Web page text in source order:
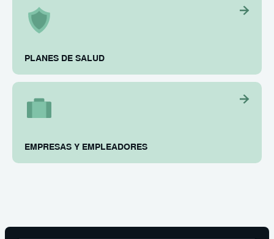
PLANES DE SALUD
EMPRESAS Y EMPLEADORES